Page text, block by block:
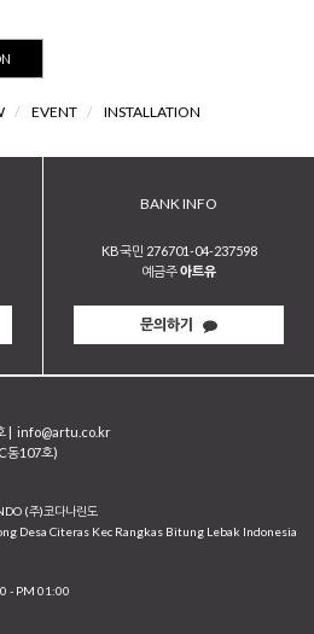
/ EVENT / INSTALLATION
BANK INFO
KB국민 276701-04-237598
예금주아트유
문의하기
| info@artu.co.kr
동107호)
(주)코다나린도
Desa Citeras Kec Rangkas Bitung Lebak Indonesia
- PM 01:00